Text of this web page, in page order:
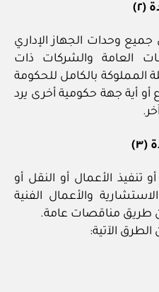
(٢)
وحدات الجهاز الإداري
العامة والشركات ذات
المملوكة بالكامل للحكومة
أو أية جهة حكومية أخرى يرد
(٣)
تنفيذ الأعمال أو النقل أو
والأعمال الفنية
طريق مناقصات عامة.
الآتية: